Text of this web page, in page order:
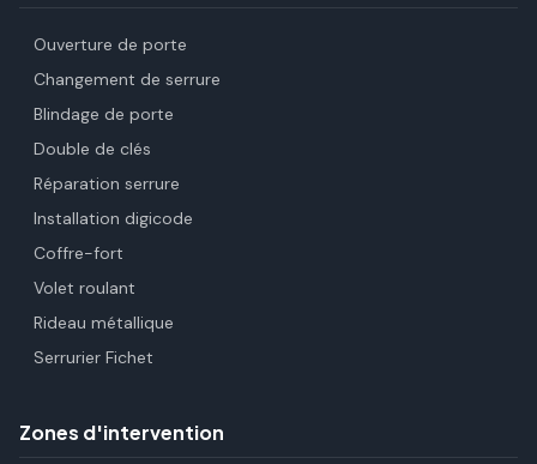
Ouverture de porte
Changement de serrure
Blindage de porte
Double de clés
Réparation serrure
Installation digicode
Coffre-fort
Volet roulant
Rideau métallique
Serrurier Fichet
Zones d'intervention